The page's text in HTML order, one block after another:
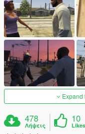
Expand
478
Λήψεις
10
Likes